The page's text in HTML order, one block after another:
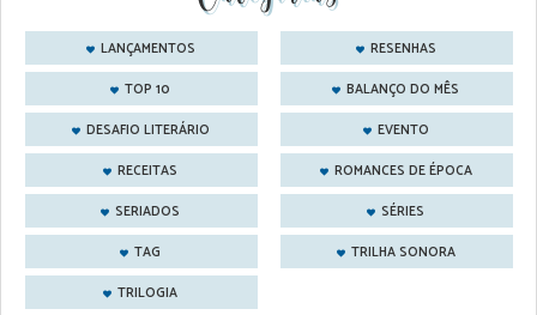
LANÇAMENTOS
RESENHAS
TOP 10
BALANÇO DO MÊS
DESAFIO LITERÁRIO
EVENTO
RECEITAS
ROMANCES DE ÉPOCA
SERIADOS
SÉRIES
TAG
TRILHA SONORA
TRILOGIA